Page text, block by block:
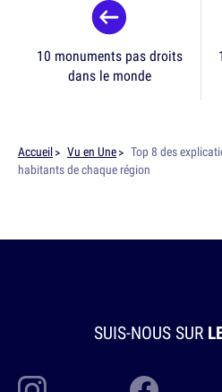
10 monuments pas droits
dans le monde
Accueil Vu en Une
Top 8 des
habitants de chaque région
SUIS-NOUS SUR